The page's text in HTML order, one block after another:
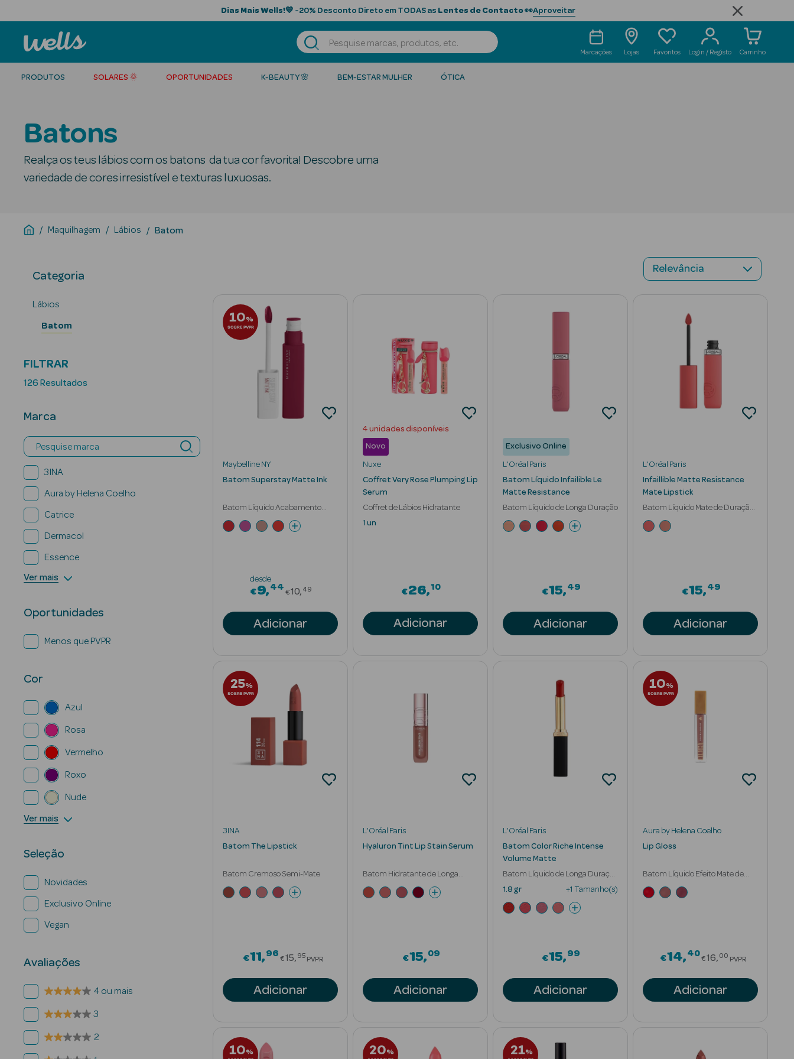
Dias Mais Wells!💙 -20% Desconto Direto em TODAS as Lentes de Contacto👀Aproveitar
Marcações Lojas Favoritos Login / Registo Carrinho
PRODUTOS SOLARES 🌞 OPORTUNIDADES K-BEAUTY 🌸 BEM-ESTAR MULHER ÓTICA
Batons
Realça os teus lábios com os batons da tua cor favorita! Descobre uma
variedade de cores irresistível e texturas luxuosas.
Maquilhagem Lábios Batom
Categoria
Lábios
Batom
FILTRAR
126 Resultados
Marca
Pesquise marca
3INA
Aura by Helena Coelho
Catrice
Dermacol
Essence
Ver mais
Oportunidades
Menos que PVPR
Cor
Azul
Rosa
Vermelho
Roxo
Nude
Ver mais
Seleção
Novidades
Exclusivo Online
Vegan
Avaliações
4 ou mais
3
2
10%
SOBRE PVPR
Maybelline NY
Batom Superstay Matte Ink
Batom Líquido Acabamento
Mate Duração 16h
desde
€9 44Price reduced from
€10 49
Adicionar
4 unidades disponíveis
Novo
Nuxe
Coffret Very Rose Plumping Lip
Serum
Coffret de Lábios Hidratante
1 un
€26 10
Adicionar
Exclusivo Online
L'Oréal Paris
Batom Líquido Infailible Le
Matte Resistance
Batom Líquido de Longa Duração
€15 49
Adicionar
L'Oréal Paris
Infaillible Matte Resistance
Mate Lipstick
Batom Líquido Mate de Duração
16h
€15 49
Adicionar
25%
SOBRE PVPR
3INA
Batom The Lipstick
Batom Cremoso Semi-Mate
€11 96Price reduced from
€15 95 PVPR
Adicionar
L'Oréal Paris
Hyaluron Tint Lip Stain Serum
Batom Hidratante de Longa
Duração
€15 09
Adicionar
L'Oréal Paris
Batom Color Riche Intense
Volume Matte
Batom Líquido de Longa Duração
16h
1.8 gr +1 Tamanho(s)
€15 99
Adicionar
10%
SOBRE PVPR
Aura by Helena Coelho
Lip Gloss
Batom Líquido Efeito Mate de
Longa Duração
€14 40Price reduced
€16 00 PVPR
Adicionar
10% 20% 21%